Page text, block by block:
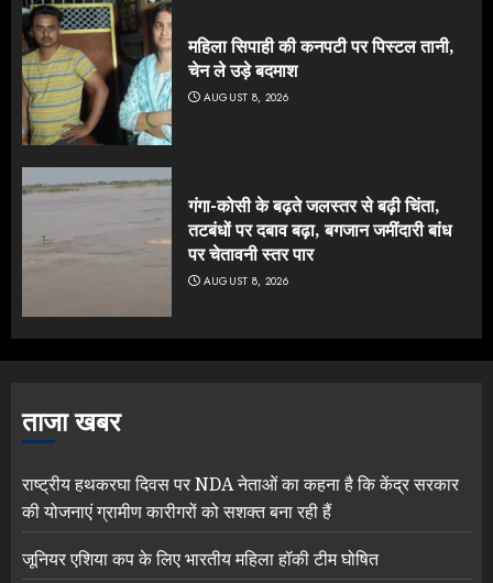
महिला सिपाही की कनपटी पर पिस्टल तानी,
चेन ले उड़े बदमाश
AUGUST 8, 2026
गंगा-कोसी के बढ़ते जलस्तर से बढ़ी चिंता,
तटबंधों पर दबाव बढ़ा, बगजान जमींदारी बांध
पर चेतावनी स्तर पार
AUGUST 8, 2026
ताजा खबर
राष्ट्रीय हथकरघा दिवस पर NDA नेताओं का कहना है कि केंद्र सरकार
की योजनाएं ग्रामीण कारीगरों को सशक्त बना रही हैं
जूनियर एशिया कप के लिए भारतीय महिला हॉकी टीम घोषित